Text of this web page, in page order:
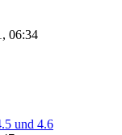
06:34
und 4.6